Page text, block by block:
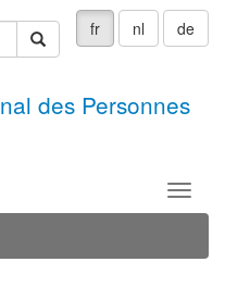
fr nl de
recherche
des Personnes
Menu